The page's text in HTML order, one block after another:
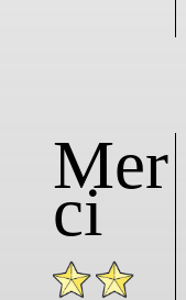
Mer
ci